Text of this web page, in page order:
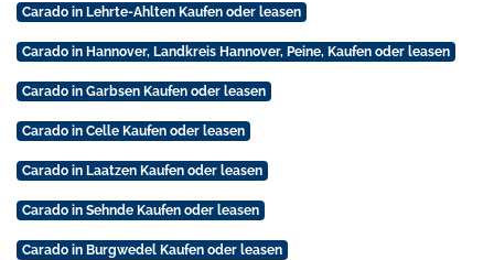
Carado in Lehrte-Ahlten Kaufen oder leasen
Carado in Hannover, Landkreis Hannover, Peine, Kaufen oder leasen
Carado in Garbsen Kaufen oder leasen
Carado in Celle Kaufen oder leasen
Carado in Laatzen Kaufen oder leasen
Carado in Sehnde Kaufen oder leasen
Carado in Burgwedel Kaufen oder leasen